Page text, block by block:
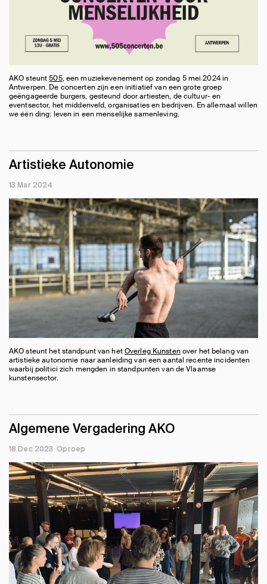
AKO steunt505, een muziekevenement op zondag 5 mei 2024 in
Antwerpen. De concerten zijn een initiatief van een grote groep
geëngageerde burgers, gesteund door artiesten, de cultuur- en
eventsector, het middenveld, organisaties en bedrijven. En allemaal willen
we één ding: leven in een menselijke samenleving.
Artistieke Autonomie
13 Mar 2024
AKO steunt het standpunt van hetOverleg Kunstenover het belang van
artistieke autonomie naar aanleiding van een aantal recente incidenten
waarbij politici zich mengden in standpunten van de Vlaamse
kunstensector.
Algemene Vergadering AKO
18 Dec 2023 Oproep